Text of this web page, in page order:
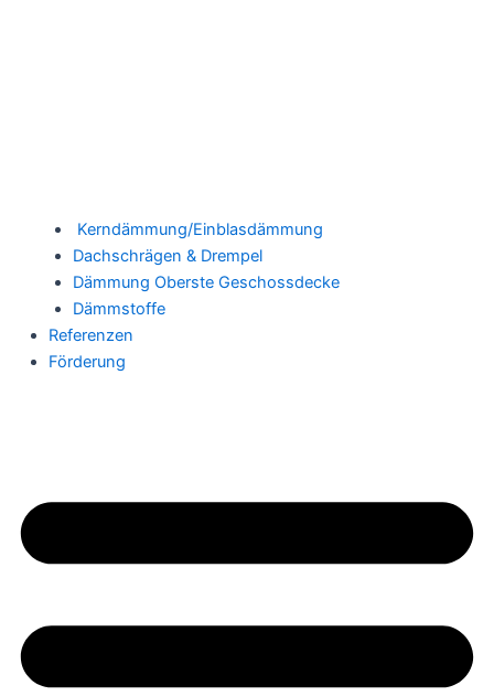
Kerndämmung/Einblasdämmung
Dachschrägen & Drempel
Dämmung Oberste Geschossdecke
Dämmstoffe
Referenzen
Förderung